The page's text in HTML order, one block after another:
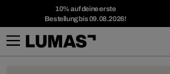
10% auf deine erste
Bestellung bis 09.08.2026!